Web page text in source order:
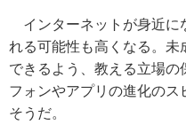
インターネットが身近に
れる可能性も高くなる。
できるよう、教える立場の
フォンやアプリの進化のス
そうだ。